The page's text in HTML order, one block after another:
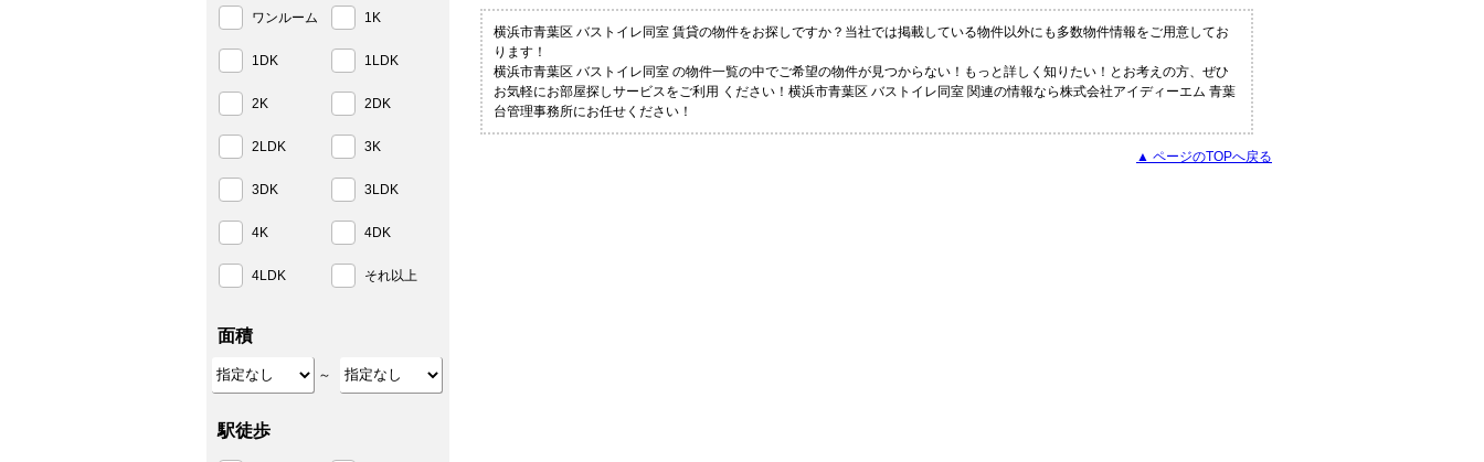
横浜市青葉区 バストイレ同室 賃貸の物件をお探しですか？当社では掲載している物件以外にも多数物件情報をご用意してお
ります！
横浜市青葉区 バストイレ同室 の物件一覧の中でご希望の物件が見つからない！もっと詳しく知りたい！とお考えの方、ぜひ
お気軽にお部屋探しサービスをご利用 ください！横浜市青葉区 バストイレ同室 関連の情報なら株式会社アイディーエム 青葉
台管理事務所にお任せください！
▲ ページのTOPへ戻る
ワンルーム 1K
1DK 1LDK
2K 2DK
2LDK 3K
3DK 3LDK
4K 4DK
4LDK それ以上
面積
～
駅徒歩